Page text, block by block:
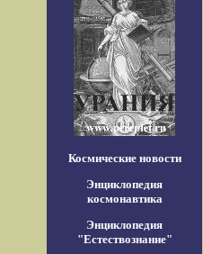
Космические новости
Энциклопедия
космонавтика
Энциклопедия
"Естествознание"